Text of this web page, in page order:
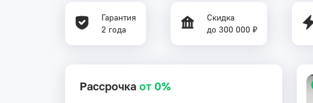
Гарантия
2 года
Скидка
до 300 000 ₽
Рассрочка от 0%